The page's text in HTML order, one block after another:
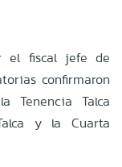
el fiscal jefe de
confirmaron
Tenencia Talca
y la Cuarta